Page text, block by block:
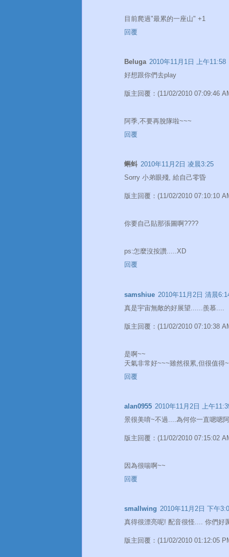
目前爬過"最累的一座山" +1
回覆
Beluga 2010年11月1日 上午11:58
好想跟你們去play
版主回覆：(11/02/2010 07:09:46
阿季,不要再脫隊啦~~~
回覆
蝌蚪 2010年11月2日 凌晨3:25
Sorry 小弟眼殘, 給自己零昏
版主回覆：(11/02/2010 07:10:10
你要自己貼那張圖啊????
ps:怎麼沒按讚.....XD
回覆
samshiue 2010年11月2日 清晨
真是宇宙無敵的好展望......羨慕....
版主回覆：(11/02/2010 07:10:38
是啊~~
天氣非常好~~~雖然很累,但很值得
回覆
alan0955 2010年11月2日 上午
景很美唷~不過....為何你一直嗯嗯
版主回覆：(11/02/2010 07:15:02
因為很喘啊~~
回覆
smallwing 2010年11月2日 下午
真得很漂亮呢! 配音很怪.... 你們好
版主回覆：(11/02/2010 01:12:05